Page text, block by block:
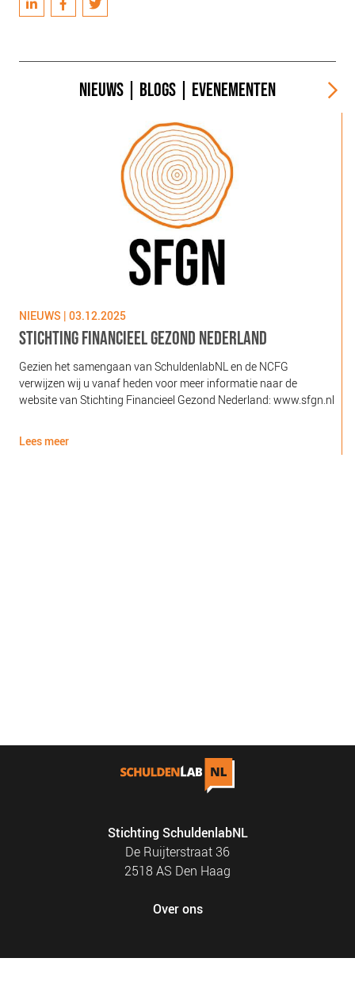
NIEUWS BLOGS EVENEMENTEN
NIEUWS | 03.12.2025
STICHTING FINANCIEEL GEZOND NEDERLAND
Gezien het samengaan van SchuldenlabNL en de NCFG
verwijzen wij u vanaf heden voor meer informatie naar de
website van Stichting Financieel Gezond Nederland: www.sfgn.nl
Lees meer
Stichting SchuldenlabNL
De Ruijterstraat 36
2518 AS Den Haag
Over ons